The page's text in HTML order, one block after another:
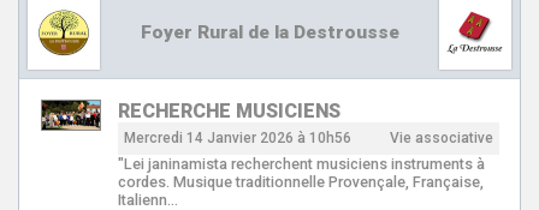
Foyer Rural de la Destrousse
RECHERCHE MUSICIENS
Mercredi 14 Janvier 2026 à 10h56 Vie associative
"Lei janinamista recherchent musiciens instruments à
cordes. Musique traditionnelle Provençale, Française,
Italienn…